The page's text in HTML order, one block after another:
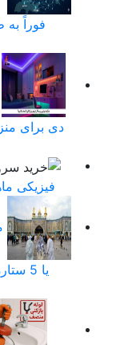
فوراً به
دی برای منزل،
فیزیکی ماهان